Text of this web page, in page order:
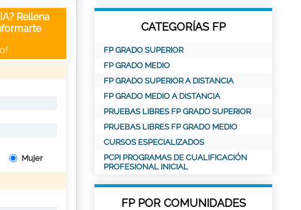
Rellena
Mujer
CATEGORÍAS FP
FP GRADO SUPERIOR
FP GRADO MEDIO
FP GRADO SUPERIOR A DISTANCIA
FP GRADO MEDIO A DISTANCIA
PRUEBAS LIBRES FP GRADO SUPERIOR
PRUEBAS LIBRES FP GRADO MEDIO
CURSOS ESPECIALIZADOS
PCPI PROGRAMAS DE CUALIFICACIÓN
PROFESIONAL INICIAL
FP POR COMUNIDADES